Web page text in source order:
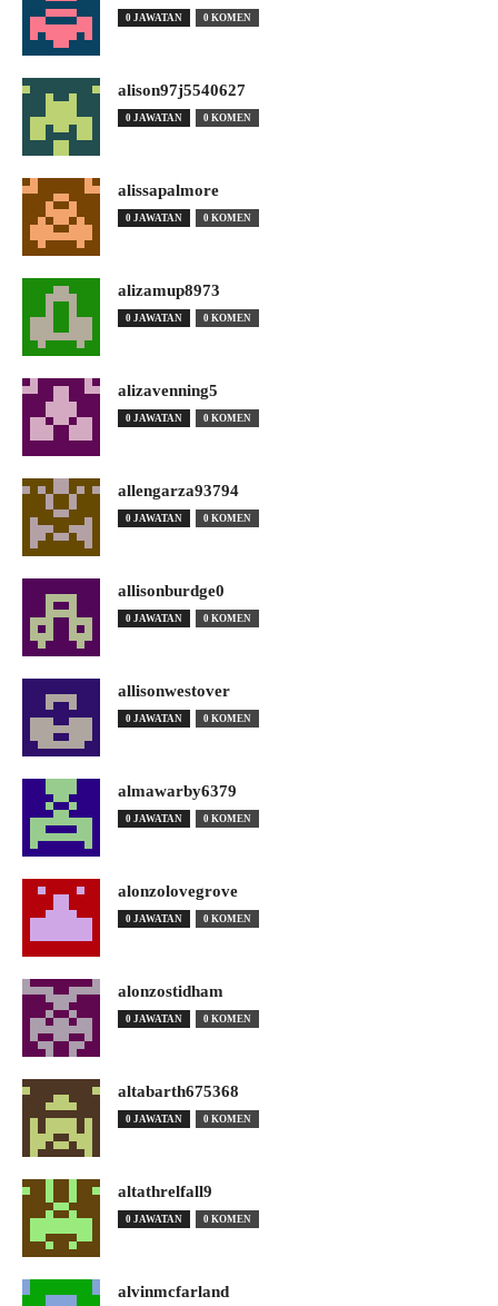
0 JAWATAN 0 KOMEN
alison97j5540627
0 JAWATAN 0 KOMEN
alissapalmore
0 JAWATAN 0 KOMEN
alizamup8973
0 JAWATAN 0 KOMEN
alizavenning5
0 JAWATAN 0 KOMEN
allengarza93794
0 JAWATAN 0 KOMEN
allisonburdge0
0 JAWATAN 0 KOMEN
allisonwestover
0 JAWATAN 0 KOMEN
almawarby6379
0 JAWATAN 0 KOMEN
alonzolovegrove
0 JAWATAN 0 KOMEN
alonzostidham
0 JAWATAN 0 KOMEN
altabarth675368
0 JAWATAN 0 KOMEN
altathrelfall9
0 JAWATAN 0 KOMEN
alvinmcfarland